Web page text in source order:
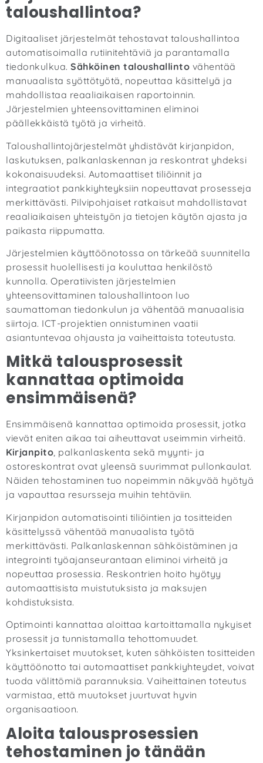
taloushallintoa?
Digitaaliset järjestelmät tehostavat taloushallintoa
automatisoimalla rutiinitehtäviä ja parantamalla
tiedonkulkua. Sähköinen taloushallinto vähentää
manuaalista syöttötyötä, nopeuttaa käsittelyä ja
mahdollistaa reaaliaikaisen raportoinnin.
Järjestelmien yhteensovittaminen eliminoi
päällekkäistä työtä ja virheitä.
Taloushallintojärjestelmät yhdistävät kirjanpidon,
laskutuksen, palkanlaskennan ja reskontrat yhdeksi
kokonaisuudeksi. Automaattiset tiliöinnit ja
integraatiot pankkiyhteyksiin nopeuttavat prosesseja
merkittävästi. Pilvipohjaiset ratkaisut mahdollistavat
reaaliaikaisen yhteistyön ja tietojen käytön ajasta ja
paikasta riippumatta.
Järjestelmien käyttöönotossa on tärkeää suunnitella
prosessit huolellisesti ja kouluttaa henkilöstö
kunnolla. Operatiivisten järjestelmien
yhteensovittaminen taloushallintoon luo
saumattoman tiedonkulun ja vähentää manuaalisia
siirtoja. ICT-projektien onnistuminen vaatii
asiantuntevaa ohjausta ja vaiheittaista toteutusta.
Mitkä talousprosessit
kannattaa optimoida
ensimmäisenä?
Ensimmäisenä kannattaa optimoida prosessit, jotka
vievät eniten aikaa tai aiheuttavat useimmin virheitä.
Kirjanpito, palkanlaskenta sekä myynti- ja
ostoreskontrat ovat yleensä suurimmat pullonkaulat.
Näiden tehostaminen tuo nopeimmin näkyvää hyötyä
ja vapauttaa resursseja muihin tehtäviin.
Kirjanpidon automatisointi tiliöintien ja tositteiden
käsittelyssä vähentää manuaalista työtä
merkittävästi. Palkanlaskennan sähköistäminen ja
integrointi työajanseurantaan eliminoi virheitä ja
nopeuttaa prosessia. Reskontrien hoito hyötyy
automaattisista muistutuksista ja maksujen
kohdistuksista.
Optimointi kannattaa aloittaa kartoittamalla nykyiset
prosessit ja tunnistamalla tehottomuudet.
Yksinkertaiset muutokset, kuten sähköisten tositteiden
käyttöönotto tai automaattiset pankkiyhteydet, voivat
tuoda välittömiä parannuksia. Vaiheittainen toteutus
varmistaa, että muutokset juurtuvat hyvin
organisaatioon.
Aloita talousprosessien
tehostaminen jo tänään